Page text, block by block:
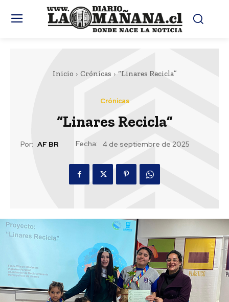
Inicio Crónicas “Linares Recicla”
Crónicas
“Linares Recicla”
Por: AF BR Fecha: 4 de septiembre de 2025